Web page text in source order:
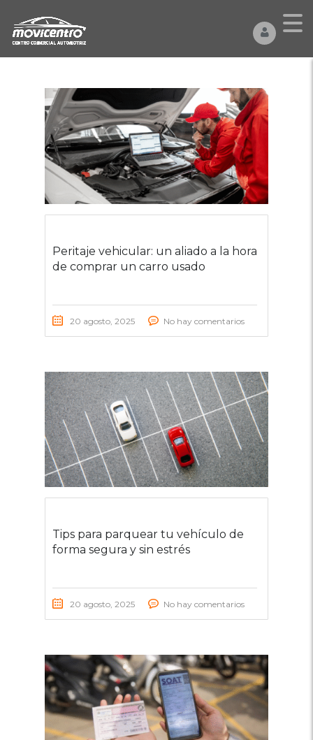
Peritaje vehicular: un aliado a la hora
de comprar un carro usado
20 agosto, 2025 No hay comentarios
Tips para parquear tu vehículo de
forma segura y sin estrés
20 agosto, 2025 No hay comentarios